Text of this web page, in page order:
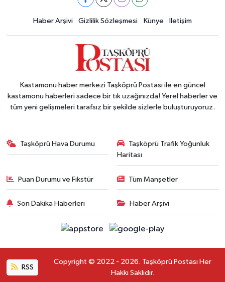
Haber Arşivi Gizlilik Sözleşmesi Künye İletişim
Kastamonu haber merkezi Taşköprü Postası ile en güncel
kastamonu haberleri sadece bir tık uzağınızda! Yerel haberler ve
tüm yeni gelişmeleri tarafsız bir şekilde sizlerle buluşturuyoruz.
Taşköprü Hava Durumu
Taşköprü Trafik Yoğunluk
Haritası
Puan Durumu ve Fikstür Tüm Manşetler
Son Dakika Haberleri Haber Arşivi
RSS
Copyright © 2022 - 2026. Taşköprü Postası Her
Hakkı Saklıdır.